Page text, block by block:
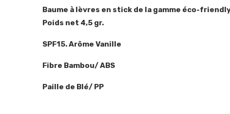
Baume à lèvres en stick de la gamme éco-
Poids net 4,5 gr.
SPF15. Arôme Vanille
Fibre Bambou/ ABS
Paille de Blé/ PP